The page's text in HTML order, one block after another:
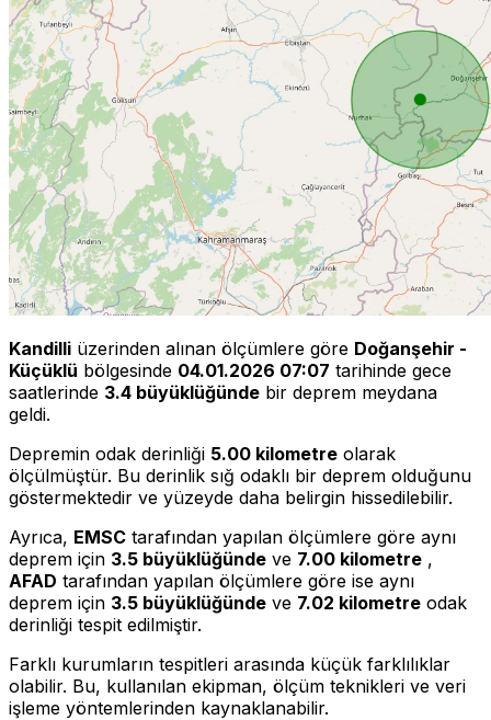
Kandilli üzerinden alınan ölçümlere göre Doğanşehir -
Küçüklü bölgesinde 04.01.2026 07:07 tarihinde gece
saatlerinde 3.4 büyüklüğünde bir deprem meydana
geldi.
Depremin odak derinliği 5.00 kilometre olarak
ölçülmüştür. Bu derinlik sığ odaklı bir deprem olduğunu
göstermektedir ve yüzeyde daha belirgin hissedilebilir.
Ayrıca, EMSC tarafından yapılan ölçümlere göre aynı
deprem için 3.5 büyüklüğünde ve 7.00 kilometre ,
AFAD tarafından yapılan ölçümlere göre ise aynı
deprem için 3.5 büyüklüğünde ve 7.02 kilometre odak
derinliği tespit edilmiştir.
Farklı kurumların tespitleri arasında küçük farklılıklar
olabilir. Bu, kullanılan ekipman, ölçüm teknikleri ve veri
işleme yöntemlerinden kaynaklanabilir.